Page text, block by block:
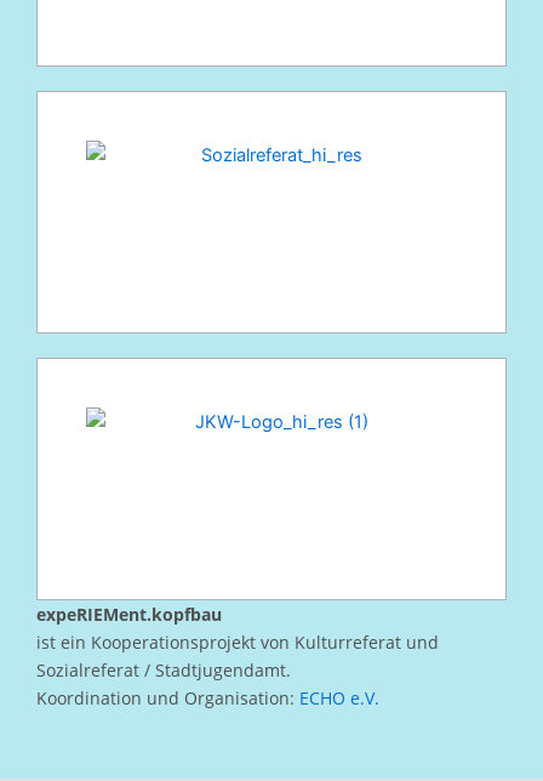
expeRIEMent.kopfbau
ist ein Kooperationsprojekt von Kulturreferat und
Sozialreferat / Stadtjugendamt.
Koordination und Organisation: ECHO e.V.